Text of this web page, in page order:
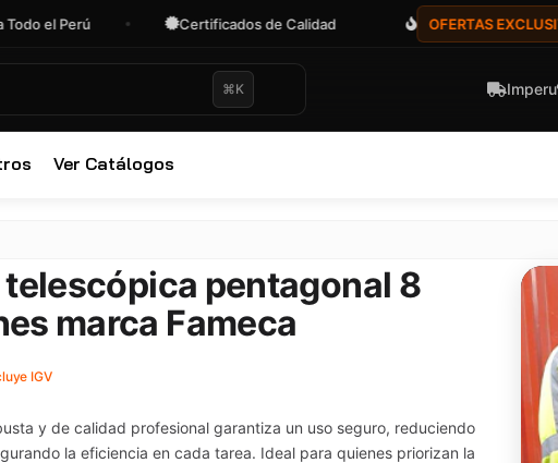
Certificados de Calidad OFERTAS EXCLUSIVAS
⌘K Imperu
Ver Catálogos
pentagonal 8
marca Fameca
IGV
y de calidad profesional garantiza un uso seguro, reduciendo
la eficiencia en cada tarea. Ideal para quienes priorizan la